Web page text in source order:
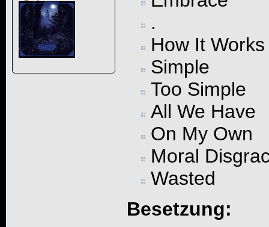
.
How It Works
Simple
Too Simple
All We Have
On My Own
Moral
Wasted
Besetzung: